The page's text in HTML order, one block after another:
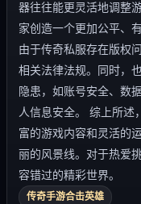
器往往能更灵活地调整
家创造一个更加公平、
由于传奇私服存在版权
相关法律法规。同时，
隐患，如账号安全、数
人信息安全。 综上所述
富的游戏内容和灵活的
丽的风景线。对于热爱
容错过的精彩世界。
传奇手游合击英雄